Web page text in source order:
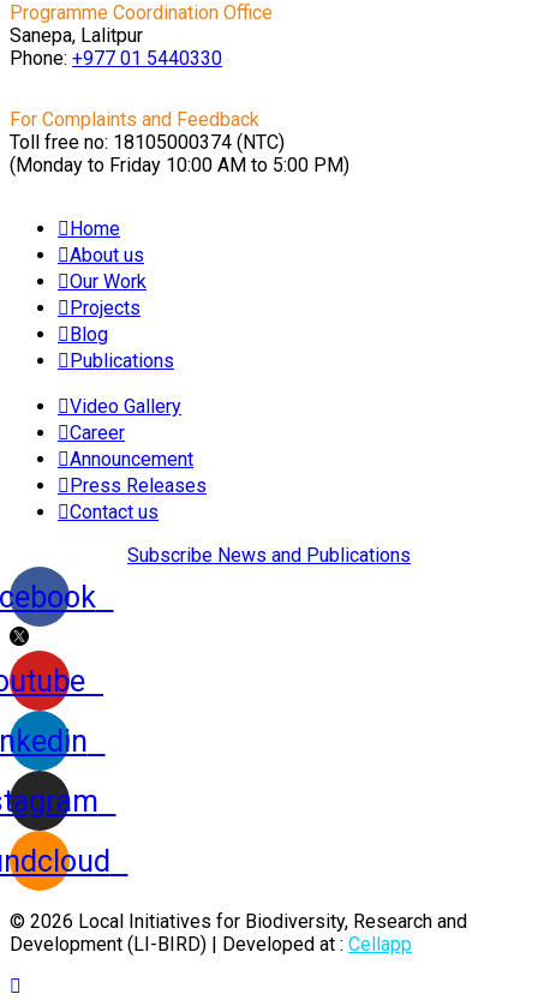
Programme Coordination Office
Sanepa, Lalitpur
Phone: +977 01 5440330
For Complaints and Feedback
Toll free no: 18105000374 (NTC)
(Monday to Friday 10:00 AM to 5:00 PM)
Home
About us
Our Work
Projects
Blog
Publications
Video Gallery
Career
Announcement
Press Releases
Contact us
Subscribe News and Publications
© 2026 Local Initiatives for Biodiversity, Research and
Development (LI-BIRD) | Developed at : Cellapp